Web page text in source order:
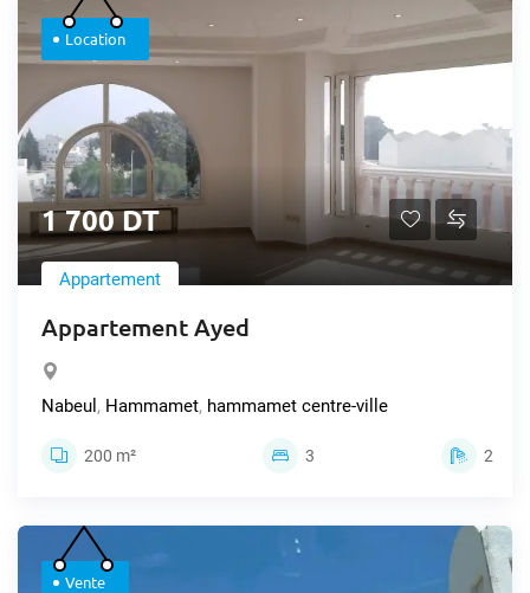
Location
1 700 DT
Appartement
Appartement Ayed
Nabeul , Hammamet, hammamet centre-ville
200 m² 3 2
Vente